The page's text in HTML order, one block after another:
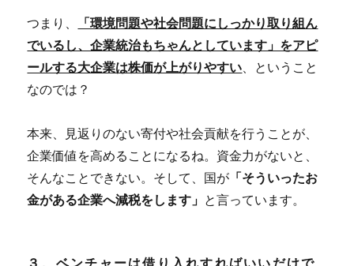
つまり、
「環境問題や社会問題にしっかり取り組ん
でいるし、企業統治もちゃんとしています」をアピ
ールする大企業は株価が上がりやすい、ということ
なのでは？
本来、見返りのない寄付や社会貢献を行うことが、
企業価値を高めることになるね。資金力がないと、
そんなことできない。そして、国が 「そういったお
金がある企業へ減税をします」 と言っています。
３、ベンチャーは借り入れすればいいだけで